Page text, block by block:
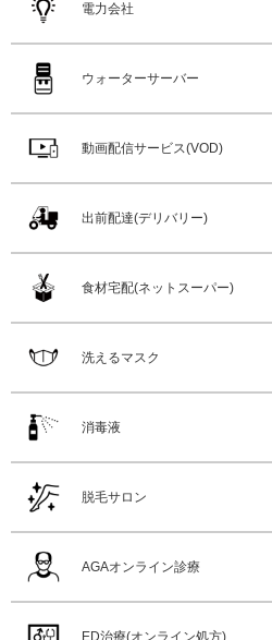
電力会社
ウォーターサーバー
動画配信サービス(VOD)
出前配達(デリバリー)
食材宅配(ネットスーパー)
洗えるマスク
消毒液
脱毛サロン
AGAオンライン診療